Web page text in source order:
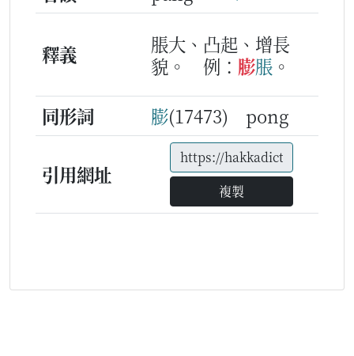
釋義
脹大、凸起、增長
貌。
例： 膨脹 。
同形詞
膨(17473) pong
引用網址
複製